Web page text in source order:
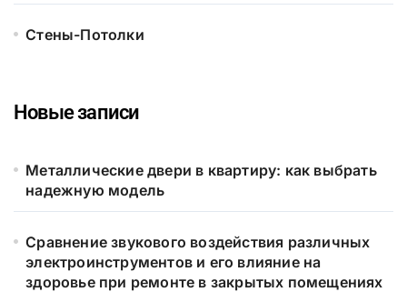
Стены-Потолки
Новые записи
Металлические двери в квартиру: как выбрать
надежную модель
Сравнение звукового воздействия различных
электроинструментов и его влияние на
здоровье при ремонте в закрытых помещениях